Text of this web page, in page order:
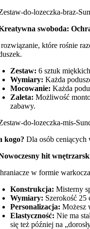
swoboda:
które rośnie
Zestaw: 6 sztuk
Wymiary: Każda
Mocowanie: Każda
Zaleta:Możliwość
zabawy.
kogo? Dla osób ceniących
hit
w formie
Konstrukcja: Misterny
Wymiary: Szerokość 25
Personalizacja: Możesz
Elastyczność: Nie ma
się też później na